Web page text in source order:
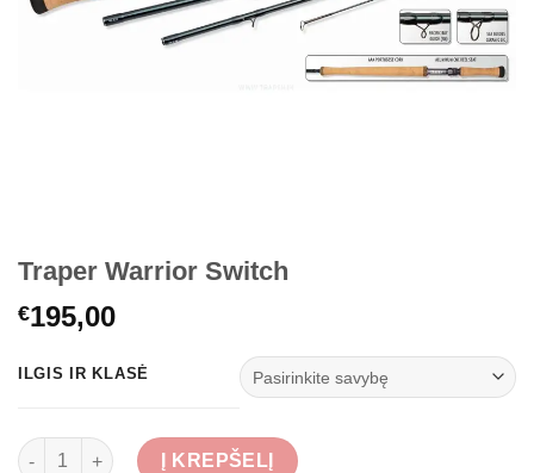
Traper Warrior Switch
€195,00
ILGIS IR KLASĖ
produkto kiekis: Traper Warrior Switch
Į KREPŠELĮ